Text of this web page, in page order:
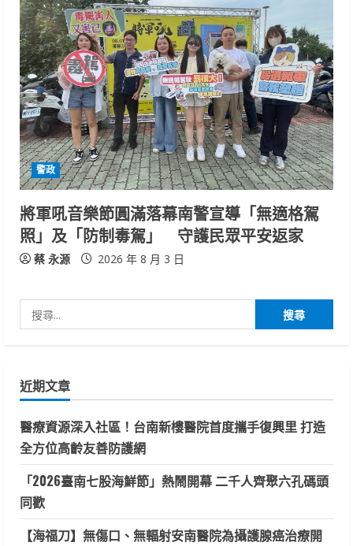
警政
將軍吼音樂節圓滿落幕南警宣導「無適格駕
照」及「防制毒駕」 守護民眾平安返家
蔡 永源 2026 年 8 月 3 日
尋
字:
近期文章
醫療資源深入社區！台南新樓醫院首度攜手復興里 打造
全方位高齡友善防護網
「2026臺南七股海鮮節」熱鬧開幕 二千人齊聚六孔碼頭
同歡
【海福刀】無傷口、無輻射安南醫院為攝護腺癌治療開